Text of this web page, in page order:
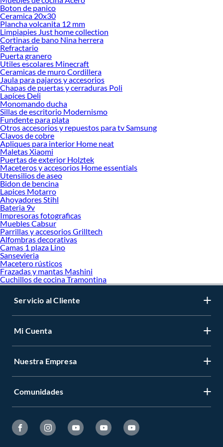
Herramientas, materiales y accesorios de calidad para tus proyectos y
renovación de espacios. ¡Visítanos y descubre todo lo que tenemos para
ofrecerte!
Encuentra una amplia variedad de productos de Electricidad en Sodimac.
Encuentra todo lo necesario para tus proyectos de renovación y decoración.
¡Visítanos y haz tus ideas realidad!
Boton de panico
Ceramica 20x30
Plancha volcanita 12 mm
Limpiapies Just home collection
Cortinas de bano Nina herrera
Refractario
Puerta granero
Utiles escolares Minecraft
Ceramicas de muro Cordillera
Jaula para pajaros y accesorios
Chapas de puertas y cerraduras Poli
Lapices Deli
Monomando ducha
Sillas de escritorio Modernismo
Fundente para plata
Otros accesorios y repuestos para tv Samsung
Clavos de cobre
Apliques para interior Home neat
Maletas Xiaomi
Puertas de exterior Holztek
Maceteros y accesorios Home essentials
Utensilios de aseo
Bidon de bencina
Lapices Motarro
Ahoyadores Stihl
Bateria 9v
Impresoras fotograficas
Muebles Cabsur
Parrillas y accesorios Grilltech
Alfombras decorativas
Camas 1 plaza Lino
Sansevieria
Macetero rústicos
Frazadas y mantas Mashini
Cuchillos de cocina Tramontina
Servicio al Cliente
Mi Cuenta
Nuestra Empresa
Comunidades